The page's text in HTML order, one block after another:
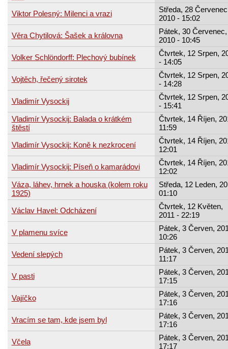
Viktor Polesný: Milenci a vrazi
Středa, 28
2010 - 15:02
Věra Chytilová: Šašek a královna
Pátek, 30 Červenec,
2010 - 10:45
Volker Schlöndorff: Plechový bubínek
Čtvrtek, 12 Srpen,
- 14:05
Vojtěch, řečený sirotek
Čtvrtek, 12 Srpen,
- 14:28
Vladimír Vysockij
Čtvrtek, 12 Srpen,
- 15:41
Vladimír Vysockij: Balada o krátkém
štěstí
Čtvrtek, 14 Říjen,
11:59
Vladimír Vysockij: Koně k nezkrocení
Čtvrtek, 14 Říjen,
12:01
Vladimír Vysockij: Píseň o kamarádovi
Čtvrtek, 14 Říjen,
12:02
Váza, láhev, hrnek a houska (kolem roku
1925)
Středa, 12 Leden,
01:10
Václav Havel: Odcházení
Čtvrtek, 12 Květen,
2011 - 22:19
V plamenu svíce
Pátek, 3 Červen,
10:26
Vedení slepých
Pátek, 3 Červen,
11:17
V pasti
Pátek, 3 Červen,
17:15
Vajíčko
Pátek, 3 Červen,
17:16
Vracím se tam, kde jsem byl
Pátek, 3 Červen,
17:16
Včela
Pátek, 3 Červen,
17:17